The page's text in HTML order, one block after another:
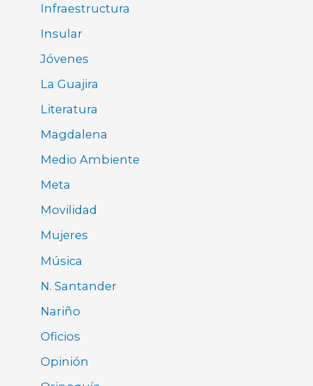
Infraestructura
Insular
Jóvenes
La Guajira
Literatura
Magdalena
Medio Ambiente
Meta
Movilidad
Mujeres
Música
N. Santander
Nariño
Oficios
Opinión